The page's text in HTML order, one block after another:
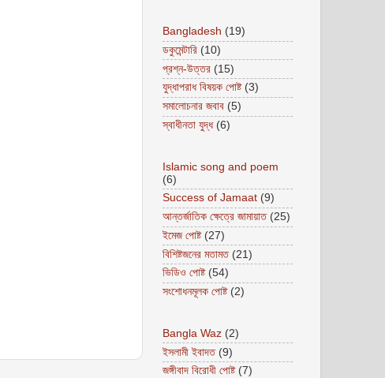
Bangladesh (19)
ডকুমেন্টারি (10)
প্রশ্ন-উত্তর (15)
যুদ্ধাপরাধ বিষয়ক পোষ্ট (3)
সমালোচনার জবাব (5)
স্বাধীনতা যুদ্ধ (6)
Islamic song and poem
(6)
Success of Jamaat (9)
আন্তর্জাতিক ক্ষেত্রে জামায়াত (25)
ইমেজ পোষ্ট (27)
বিশিষ্টজনের মতামত (21)
ভিডিও পোষ্ট (54)
সংশোধনমূলক পোষ্ট (2)
Bangla Waz (2)
ইসলামী ইবাদত (9)
জঙ্গীবাদ বিরোধী পোষ্ট (7)